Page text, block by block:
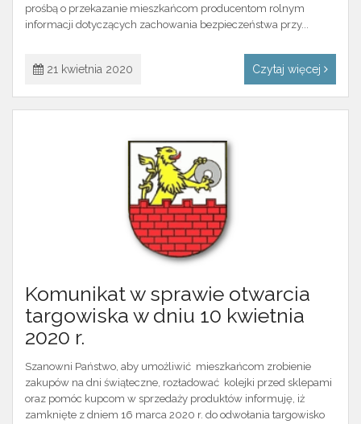
prośbą o przekazanie mieszkańcom­ producentom rolnym
informacji dotyczących zachowania bezpieczeństwa przy...
21 kwietnia 2020 Czytaj więcej
Komunikat w sprawie otwarcia
targowiska w dniu 10 kwietnia
2020 r.
Szanowni Państwo, aby umożliwić mieszkańcom zrobienie
zakupów na dni świąteczne, rozładować kolejki przed sklepami
oraz pomóc kupcom w sprzedaży produktów informuję, iż
zamknięte z dniem 16 marca 2020 r. do odwołania targowisko